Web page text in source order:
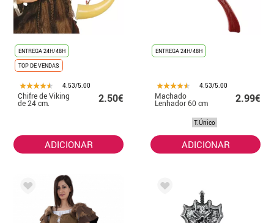
ENTREGA 24H/48H
TOP DE VENDAS
4.53/5.00
Chifre de Viking
de 24 cm. 2.50€
ADICIONAR
ENTREGA 24H/48H
4.53/5.00
Machado
Lenhador 60 cm 2.99€
T.Único
ADICIONAR